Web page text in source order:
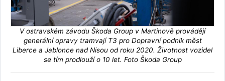
V ostravském závodu Škoda Group v Martinově provádějí
generální opravy tramvají T3 pro Dopravní podnik měst
Liberce a Jablonce nad Nisou od roku 2020. Životnost vozidel
se tím prodlouží o 10 let. Foto Škoda Group